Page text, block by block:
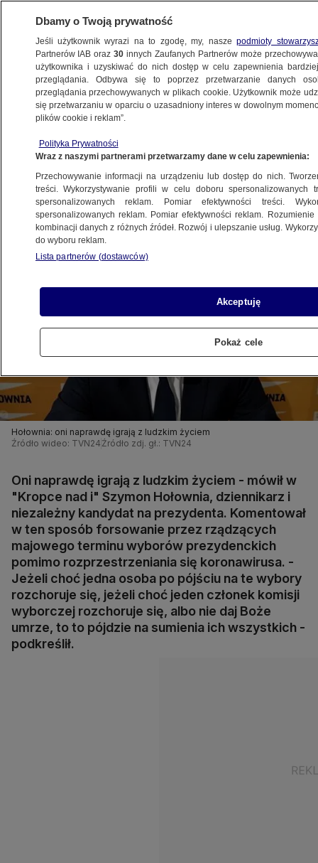
POLSKA
lub umrze, to pójdzie na ich sumienia
28.03.2020, 22:04
Udostępnij
Hołownia: oni naprawdę igrają z ludzkim życiem
Źródło wideo: TVN24 Źródło zdj. gł.: TVN24
Oni naprawdę igrają z ludzkim życiem - mówił w
"Kropce nad i" Szymon Hołownia, dziennikarz i
niezależny kandydat na prezydenta. Komentował
w ten sposób forsowanie przez rządzących
majowego terminu wyborów prezydenckich
pomimo rozprzestrzeniania się koronawirusa. -
Jeżeli choć jedna osoba po pójściu na te wybory
rozchoruje się, jeżeli choć jeden członek komisji
wyborczej rozchoruje się, albo nie daj Boże
umrze, to to pójdzie na sumienia ich wszystkich -
podkreślił.
Dbamy o Twoją prywatność
Jeśli użytkownik wyrazi na to zgodę, my, naszepodmioty
Partnerów IAB oraz30 innych Zaufanych Partnerów może
użytkownika i uzyskiwać do nich dostęp w celu zapewnienia
przeglądania. Odbywa się to poprzez przetwarzanie danych
przeglądania przechowywanych w plikach cookie. Użytkownik może
się przetwarzaniu w oparciu o uzasadniony interes w dowolnym
plików cookie i reklam”.
Polityka Prywatności
Wraz z naszymi partnerami przetwarzamy dane w celu zapewnienia:
Przechowywanie informacji na urządzeniu lub dostęp do nich.
treści. Wykorzystywanie profili w celu doboru spersonalizowanych
spersonalizowanych reklam. Pomiar efektywności treści.
spersonalizowanych reklam. Pomiar efektywności reklam.
kombinacji danych z różnych źródeł. Rozwój i ulepszanie usług.
do wyboru reklam.
Lista partnerów (dostawców)
Akceptuję
Pokaż cele